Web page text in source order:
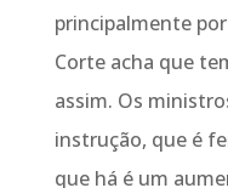
principalmente
Corte acha que
assim. Os
instrução, que é
que há é um